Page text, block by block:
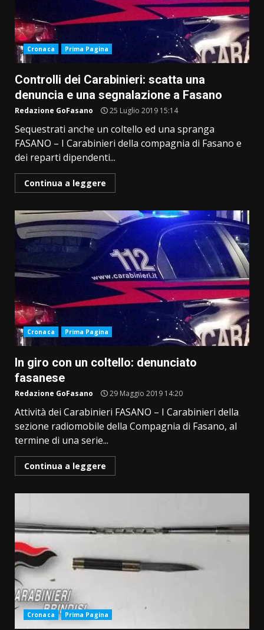
Cronaca Prima Pagina
Controlli dei Carabinieri: scatta una
denuncia e una segnalazione a Fasano
Redazione GoFasano 25 Luglio 2019 15:14
Sequestrati anche un coltello ed una spranga
FASANO – I Carabinieri della compagnia di Fasano e
dei reparti dipendenti...
Continua a leggere
Cronaca Prima Pagina
In giro con un coltello: denunciato
fasanese
Redazione GoFasano 29 Maggio 2019 14:20
Attività dei Carabinieri FASANO – I Carabinieri della
sezione radiomobile della Compagnia di Fasano, al
termine di una serie...
Continua a leggere
Cronaca Prima Pagina